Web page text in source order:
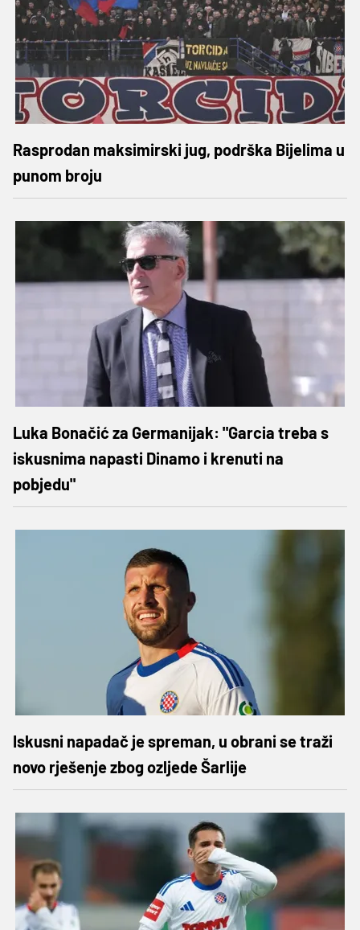
Rasprodan maksimirski jug, podrška Bijelima u
punom broju
Luka Bonačić za Germanijak: "Garcia treba s
iskusnima napasti Dinamo i krenuti na
pobjedu"
Iskusni napadač je spreman, u obrani se traži
novo rješenje zbog ozljede Šarlije